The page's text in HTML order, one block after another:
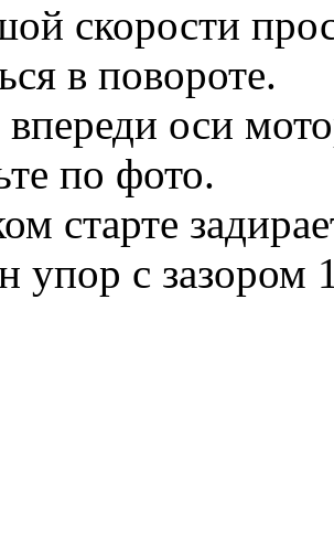
скорости
в повороте.
оси
по фото.
старте
упор c